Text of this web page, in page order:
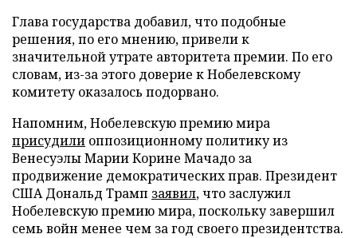
Глава государства добавил, что подобные
решения, по его мнению, привели к
значительной утрате авторитета премии. По его
словам, из-за этого доверие к Нобелевскому
комитету оказалось подорвано.
Напомним, Нобелевскую премию мира
присудили оппозиционному политику из
Венесуэлы Марии Корине Мачадо за
продвижение демократических прав. Президент
США Дональд Трамп заявил, что заслужил
Нобелевскую премию мира, поскольку завершил
семь войн менее чем за год своего президентства.